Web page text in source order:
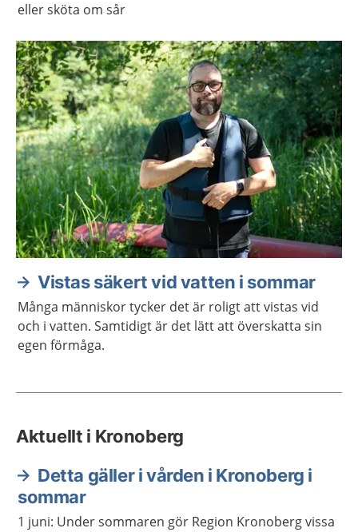
eller sköta om sår
Vistas säkert vid vatten i sommar
Många människor tycker det är roligt att vistas vid
och i vatten. Samtidigt är det lätt att överskatta sin
egen förmåga.
Aktuellt i Kronoberg
Detta gäller i vården i Kronoberg i
sommar
1 juni: Under sommaren gör Region Kronoberg vissa